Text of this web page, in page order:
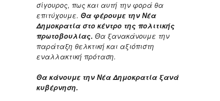
σίγουρος, πως και αυτή την φορά θα
επιτύχουμε. Θα φέρουμε την Νέα
Δημοκρατία στο κέντρο της πολιτικής
πρωτοβουλίας. Θα ξανακάνουμε την
παράταξη θελκτική και αξιόπιστη
εναλλακτική πρόταση.
Θα κάνουμε την Νέα Δημοκρατία ξανά
κυβέρνηση.